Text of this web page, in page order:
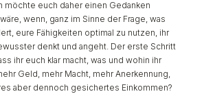
euch daher einen Gedanken
wenn, ganz im Sinne der Frage, was
eure Fähigkeiten optimal zu nutzen, ihr
denkt und angeht. Der erste Schritt
ihr euch klar macht, was und wohin ihr
Geld, mehr Macht, mehr Anerkennung,
aber dennoch gesichertes Einkommen?